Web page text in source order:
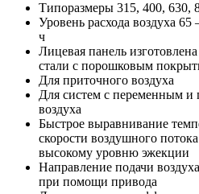
Типоразмеры 315, 400, 630,
Уровень расхода воздуха
ч
Лицевая панель
стали с порошковым
Для приточного воздуха
Для систем с переменным и
воздуха
Быстрое выравнивание
скорости воздушного
высокому уровню эжекции
Направление подачи
при помощи привода